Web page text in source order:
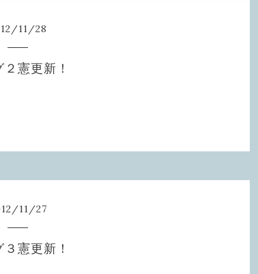
/11/28
憲更新！
/11/27
憲更新！